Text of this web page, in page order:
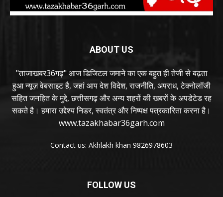
ABOUT US
"ताजाखबर36गढ़" आज डिजिटल जमाने का एक बहुत ही तेजी से बढ़ता
हुआ न्यूज़ वेबसाइट है, जहां आप देश विदेश, राजनीति, अपराध, टेक्नोलॉजी
सहित जनहित के मुद्दे, छत्तीसगढ़ और अन्य शहरों की खबरों के अपडेटेड रह
सकते है। हमारा उद्देश्य निडर, स्वतंत्र और निष्पक्ष पत्रकारिता करना है।
www.tazakhabar36garh.com
Contact us: Akhlakh khan 9826978603
FOLLOW US